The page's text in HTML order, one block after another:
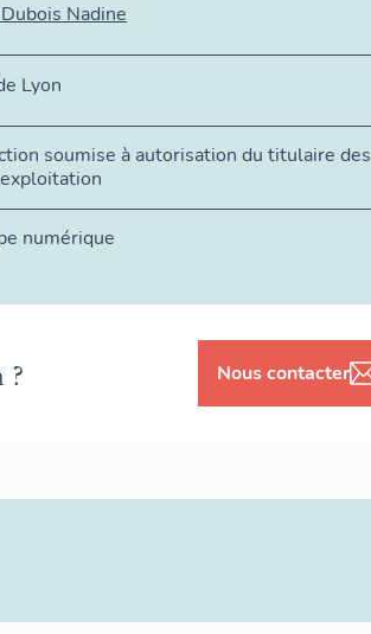
Nadine
Lyon
soumise à autorisation du titulaire des
numérique
Nous contacter